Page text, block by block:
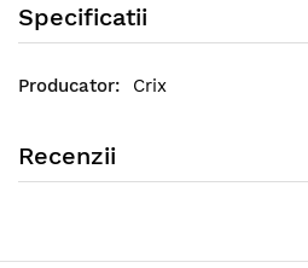
Specificatii
Crix
Recenzii